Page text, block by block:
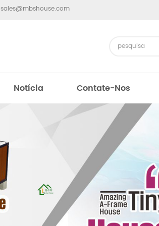
sales@mbshouse.com
Notícia Contate-Nos